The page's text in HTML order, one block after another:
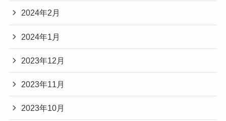
2024年2月
2024年1月
2023年12月
2023年11月
2023年10月